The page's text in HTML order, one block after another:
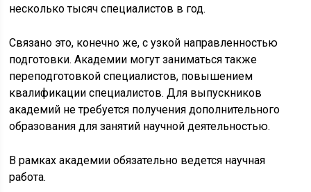
несколько тысяч специалистов в год.
Связано это, конечно же, с узкой направленностью
подготовки. Академии могут заниматься также
переподготовкой специалистов, повышением
квалификации специалистов. Для выпускников
академий не требуется получения дополнительного
образования для занятий научной деятельностью.
В рамках академии обязательно ведется научная
работа.